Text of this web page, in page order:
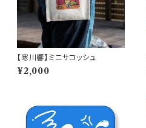
【寒川響】ミニサコッシュ
¥2,000